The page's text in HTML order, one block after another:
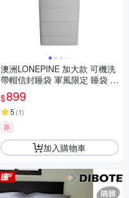
澳洲LONEPINE 加大款 可機洗
帶帽信封睡袋 軍風限定 睡袋 四
季 保暖 露營 (兩色任選)
$899
5 (1)
券
加入購物車